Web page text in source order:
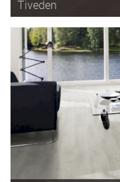
Tiveden